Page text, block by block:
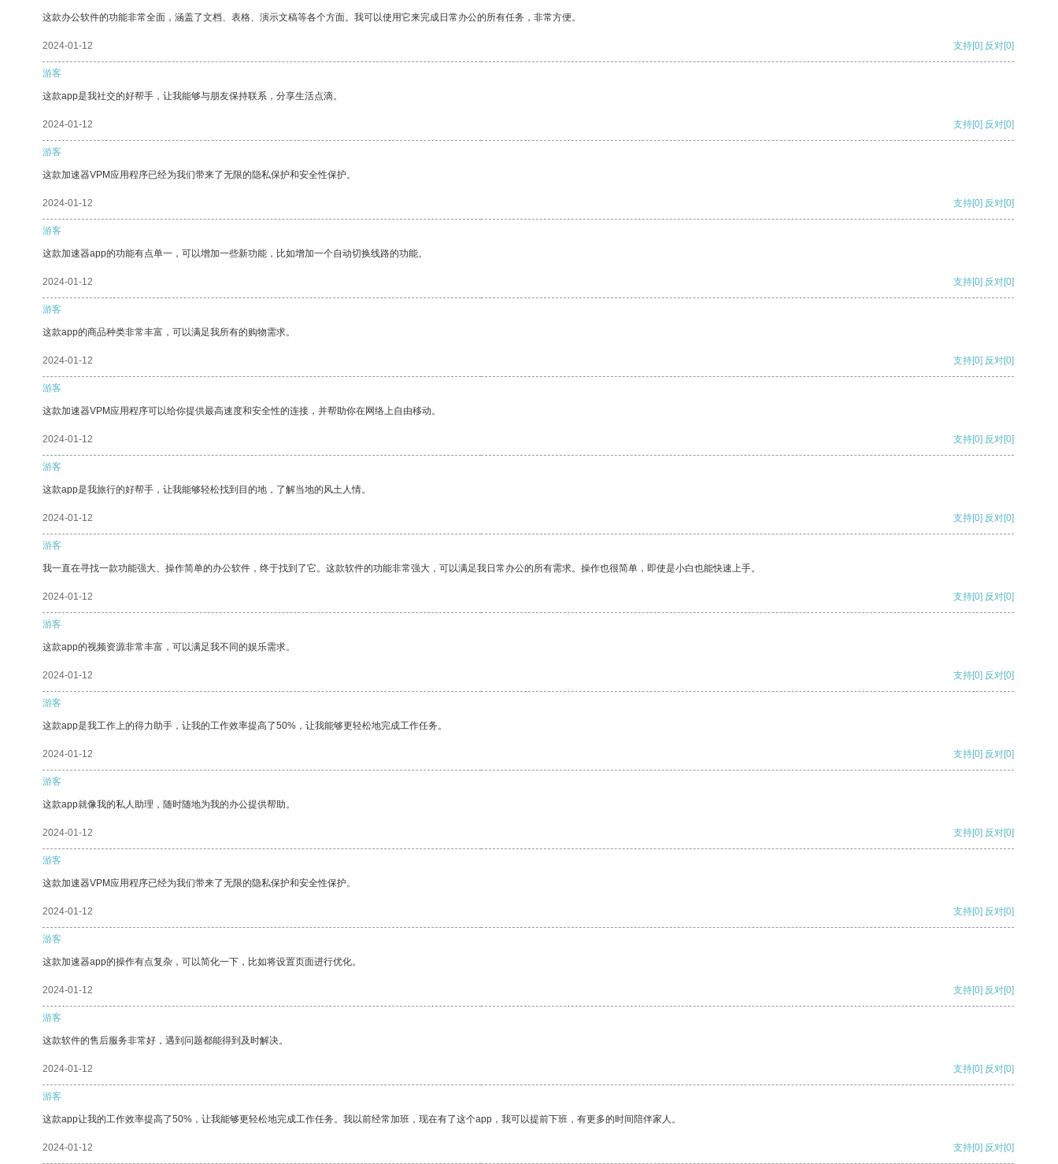
这款办公软件的功能非常全面，涵盖了文档、表格、演示文稿等各个方面。我可以使用它来完成日常办公的所有任务，非常方便。
2024-01-12 支持[0] 反对[0]
游客
这款app是我社交的好帮手，让我能够与朋友保持联系，分享生活点滴。
2024-01-12 支持[0] 反对[0]
游客
这款加速器VPM应用程序已经为我们带来了无限的隐私保护和安全性保护。
2024-01-12 支持[0] 反对[0]
游客
这款加速器app的功能有点单一，可以增加一些新功能，比如增加一个自动切换线路的功能。
2024-01-12 支持[0] 反对[0]
游客
这款app的商品种类非常丰富，可以满足我所有的购物需求。
2024-01-12 支持[0] 反对[0]
游客
这款加速器VPM应用程序可以给你提供最高速度和安全性的连接，并帮助你在网络上自由移动。
2024-01-12 支持[0] 反对[0]
游客
这款app是我旅行的好帮手，让我能够轻松找到目的地，了解当地的风土人情。
2024-01-12 支持[0] 反对[0]
游客
我一直在寻找一款功能强大、操作简单的办公软件，终于找到了它。这款软件的功能非常强大，可以满足我日常办公的所有需求。操作也很简单，即使是小白也能快速上手。
2024-01-12 支持[0] 反对[0]
游客
这款app的视频资源非常丰富，可以满足我不同的娱乐需求。
2024-01-12 支持[0] 反对[0]
游客
这款app是我工作上的得力助手，让我的工作效率提高了50%，让我能够更轻松地完成工作任务。
2024-01-12 支持[0] 反对[0]
游客
这款app就像我的私人助理，随时随地为我的办公提供帮助。
2024-01-12 支持[0] 反对[0]
游客
这款加速器VPM应用程序已经为我们带来了无限的隐私保护和安全性保护。
2024-01-12 支持[0] 反对[0]
游客
这款加速器app的操作有点复杂，可以简化一下，比如将设置页面进行优化。
2024-01-12 支持[0] 反对[0]
游客
这款软件的售后服务非常好，遇到问题都能得到及时解决。
2024-01-12 支持[0] 反对[0]
游客
这款app让我的工作效率提高了50%，让我能够更轻松地完成工作任务。我以前经常加班，现在有了这个app，我可以提前下班，有更多的时间陪伴家人。
2024-01-12 支持[0] 反对[0]